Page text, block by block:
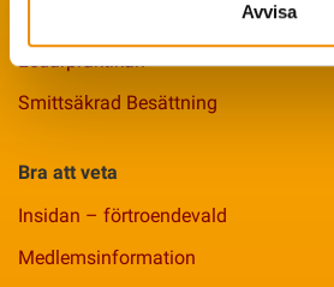
Avvisa
Ledarpraktikan
Smittsäkrad Besättning
Bra att veta
Insidan – förtroendevald
Medlemsinformation